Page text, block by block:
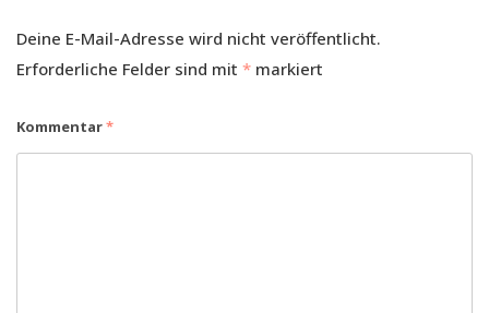
Deine E-Mail-Adresse wird nicht veröffentlicht.
Erforderliche Felder sind mit * markiert
Kommentar*